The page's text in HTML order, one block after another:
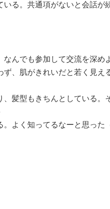
いる。共通項がないと会話が
なんでも参加して交流を深め
ず、肌がきれいだと若く見え
、髪型もきちんとしている
。よく知ってるなーと思った